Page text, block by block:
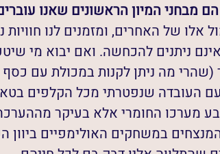
מבחני המיון הראשונים שאנו
אלו של האחרים, ומזמנים לנו
ניתנים להכחשה. ואם יבוא מי
מה ניתן לקנות במכולת עם כסף
העובדה שנפטרתי מכל הקלפים
מערכו החומרי אלא בעיקר
במשחקים האולימפיים ביוון